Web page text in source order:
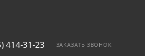
414-31-23 ЗАКАЗАТЬ ЗВОНОК